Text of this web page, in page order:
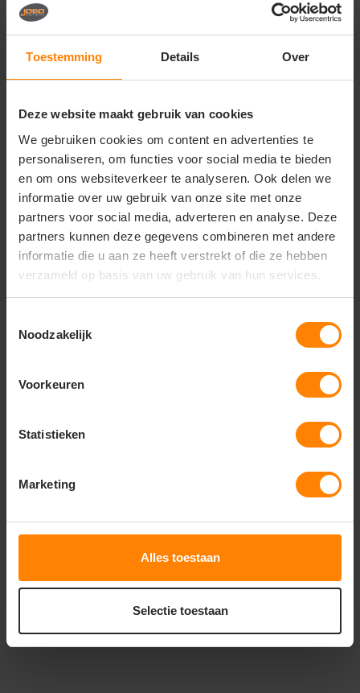
Toestemming Details Over
Deze website maakt gebruik van cookies
We gebruiken cookies om content en advertenties te
personaliseren, om functies voor social media te bieden
en om ons websiteverkeer te analyseren. Ook delen we
informatie over uw gebruik van onze site met onze
partners voor social media, adverteren en analyse. Deze
partners kunnen deze gegevens combineren met andere
informatie die u aan ze heeft verstrekt of die ze hebben
verzameld op basis van uw gebruik van hun services.
Noodzakelijk
Voorkeuren
Statistieken
Marketing
Alles toestaan
Selectie toestaan
Vragen? Neem contact
op met onze
call +31(0)418 511 972
mail info@jobopromotions.nl
store Bezoek onze showroom:
Provincialeweg 59 - Velddriel
Dit vind je misschien ook leuk
Items van productcarrousel
ROLY
PERSONALISEER
1811
PERSONALISEER